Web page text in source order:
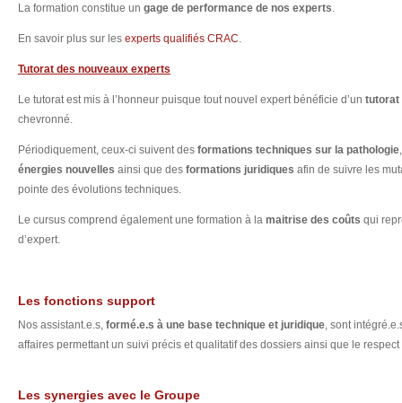
La formation constitue un gage de performance de nos experts.
En savoir plus sur les experts qualifiés CRAC.
Tutorat des nouveaux experts
Le tutorat est mis à l’honneur puisque tout nouvel expert bénéficie d’un tutorat
chevronné.
Périodiquement, ceux-ci suivent des formations techniques sur la pathologie
énergies nouvelles ainsi que des formations juridiques afin de suivre les
pointe des évolutions techniques.
Le cursus comprend également une formation à la maitrise des coûts qui
d’expert.
Les fonctions support
Nos assistant.e.s, formé.e.s à une base technique et juridique, sont
affaires permettant un suivi précis et qualitatif des dossiers ainsi que le
Les synergies avec le Groupe